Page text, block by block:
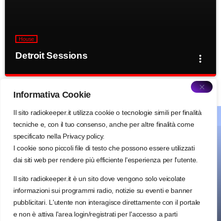
Informativa Cookie
Il sito radiokeeper.it utilizza cookie o tecnologie simili per finalità
tecniche e, con il tuo consenso, anche per altre finalità come
specificato nella Privacy policy.
I cookie sono piccoli file di testo che possono essere utilizzati
dai siti web per rendere più efficiente l'esperienza per l'utente.
Il sito radiokeeper.it è un sito dove vengono solo veicolate
informazioni sui programmi radio, notizie su eventi e banner
pubblicitari. L'utente non interagisce direttamente con il portale
e non è attiva l'area login/registrati per l'accesso a parti
laoreet sodales.
House
Detroit Sessions more_vert
For every Show page the timetable is auomatically generated
from the schedule, and you can set automatic carousels of
Podcasts, Articles and Charts by simply choosing a category.
Curabitur id lacus felis. Sed justo mauris, auctor eget tellus nec,
pellentesque varius mauris. Sed eu congue nulla, et tincidunt
laoreet sodales.
close
about radiokeeper
72028 Torre Santa Susanna (BR)
info@radiokeeper.it